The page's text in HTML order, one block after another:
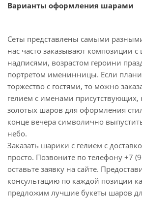
Варианты оформления шарами
Сеты представлены самыми
нас часто заказывают композиции
надписями, возрастом героини
портретом именинницы. Если
торжество с гостями, то можно
гелием с именами присутствующих,
золотых шаров для оформления
конце вечера символично
небо.
Заказать шарики с гелием с
просто. Позвоните по телефону +7
оставьте заявку на сайте.
консультацию по каждой позиции
предложим лучшие букеты шаров